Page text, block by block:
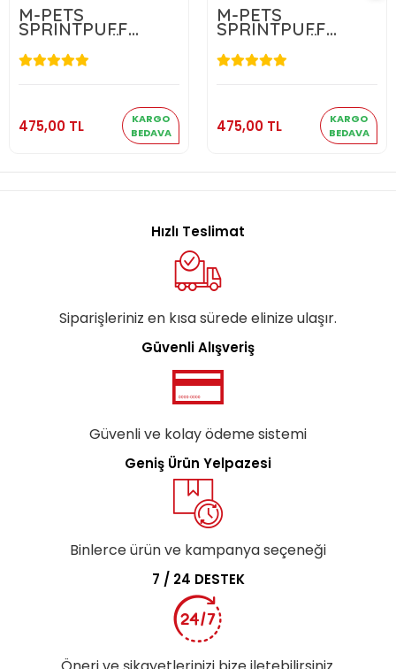
M-PETS
SPRINTPUFF
FRISBEE KÖPEK
OYUNCAĞI
BLUE/GREEN
475,00 TL
KARGO
BEDAVA
475,00 TL
Sepete Ekle
M-PETS
SPRINTPUFF
FRISBEE KÖPEK
OYUNCAĞI
GREEN/PURPLE
475,00 TL
KARGO
BEDAVA
475,00 TL
Sepete Ekle
Hızlı Teslimat
Siparişleriniz en kısa sürede elinize ulaşır.
Güvenli Alışveriş
Güvenli ve kolay ödeme sistemi
Geniş Ürün Yelpazesi
Binlerce ürün ve kampanya seçeneği
7 / 24 DESTEK